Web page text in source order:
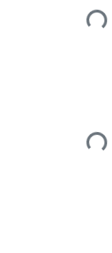
Loading...
Loading...